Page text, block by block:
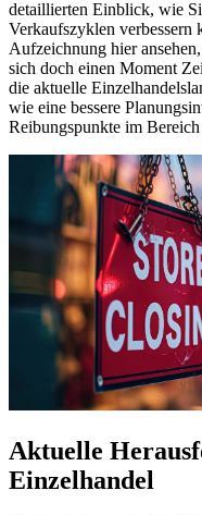
detaillierten Einblick, wie
Verkaufszyklen verbessern
Aufzeichnung hier
sich doch einen Moment
die aktuelle
wie eine bessere
Reibungspunkte im
Aktuelle
Einzelhandel